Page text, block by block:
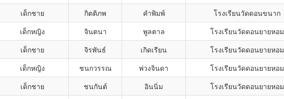
เด็กชาย กิตติภพ คำพิมพ์ โรงเรียนวัดดอนขนาก
เด็กหญิง จินตนา พูลตาล โรงเรียนวัดดอนยายหอม
เด็กชาย จิรพันธ์ เกิดเรียน โรงเรียนวัดดอนยายหอม
เด็กหญิง ชนกวรรณ พ่วงจินดา โรงเรียนวัดดอนยายหอม
เด็กชาย ชนกันต์ อินนิ่ม โรงเรียนวัดดอนยายหอม